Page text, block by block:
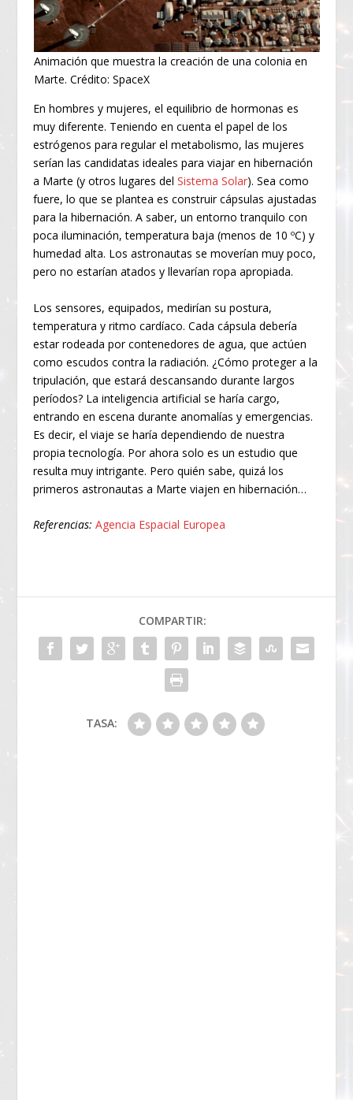
Animación que muestra la creación de una colonia en
Marte. Crédito: SpaceX
En hombres y mujeres, el equilibrio de hormonas es
muy diferente. Teniendo en cuenta el papel de los
estrógenos para regular el metabolismo, las mujeres
serían las candidatas ideales para viajar en hibernación
a Marte (y otros lugares delSistema Solar). Sea como
fuere, lo que se plantea es construir cápsulas ajustadas
para la hibernación. A saber, un entorno tranquilo con
poca iluminación, temperatura baja (menos de 10 ºC) y
humedad alta. Los astronautas se moverían muy poco,
pero no estarían atados y llevarían ropa apropiada.
Los sensores, equipados, medirían su postura,
temperatura y ritmo cardíaco. Cada cápsula debería
estar rodeada por contenedores de agua, que actúen
como escudos contra la radiación. ¿Cómo proteger a la
tripulación, que estará descansando durante largos
períodos? La inteligencia artificial se haría cargo,
entrando en escena durante anomalías y emergencias.
Es decir, el viaje se haría dependiendo de nuestra
propia tecnología. Por ahora solo es un estudio que
resulta muy intrigante. Pero quién sabe, quizá los
primeros astronautas a Marte viajen en hibernación…
Referencias: Agencia Espacial Europea
COMPARTIR:
TASA: